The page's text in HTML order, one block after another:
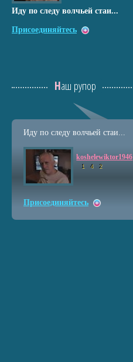
Иду по следу волчьей стаи...
Присоединяйтесь
Наш рупор
Иду по следу волчьей стаи...
koshelewiktor1946
1 4 2
Присоединяйтесь